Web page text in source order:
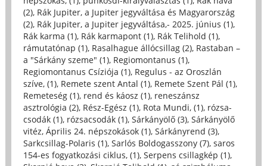
(2), Rák Jupiter, a Jupiter jegyváltása és Magyarország
(2), Rák Jupiter, a Jupiter jegyváltása,- 2025. június (1),
Rák karma (1), Rák karmapont (1), Rák Telihold (1),
rámutatónap (1), Rasalhague állócsillag (2), Rastaban –
a "Sárkány szeme" (1), Regiomontanus (1),
Regiomontanus Csíziója (1), Regulus - az Oroszlán
szíve, (1), Remete szent Antal (1), Remete Szent Pál (1),
Remeteség (1), rend és káosz (1), reneszánsz
asztrológia (2), Rész-Egész (1), Rota Mundi, (1), rózsa-
csodák (1), rózsacsodák (1), Sárkányölő (3), Sárkányölő
vitéz, Április 24. népszokások (1), Sárkányrend (3),
Sarkcsillag-Polaris (1), Sarlós Boldogasszony (7), saros
154-es fogyatkozási ciklus, (1), Serpens csillagkép (1),